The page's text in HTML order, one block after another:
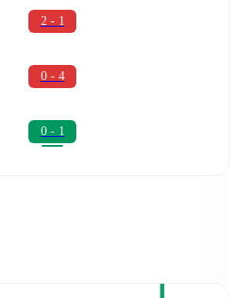
2 - 1
0 - 4
0 - 1